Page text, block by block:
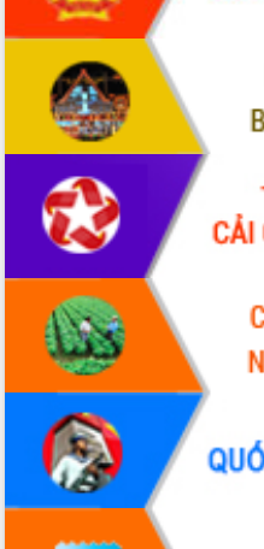
Xây dựng nền hành chính số đồng
hành cùng nông dân dân, doanh nghiệp
Giai đoạn 2026-2030, Đắk Lắk phấn
đấu có 77% xã đạt chuẩn nông thôn
Chuyển đổi số 'mở đường' cho nông
nghiệp Đắk Lắk tăng trưởng bứt phá
Triển khai đồng bộ đo đạc, lập hồ sơ
địa chính, hoàn thiện cơ sở dữ liệu đất
Ứng dụng sinh trắc học - Bước tiến
trong hành trình chuyển đổi số tại Đắk
Đắk Lắk nâng cao hiệu quả công tác
Đảng từ Sổ tay đảng viên điện tử
Đắk Lắk đẩy mạnh nuôi biển công
nghệ, hướng tới phát triển thủy sản
bền vững
Tập huấn nâng cao năng lực triển khai
chuyển đổi số cho cán bộ, công chức
cấp xã